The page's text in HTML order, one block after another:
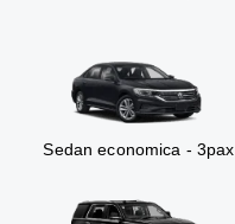
Sedan economica - 3pax